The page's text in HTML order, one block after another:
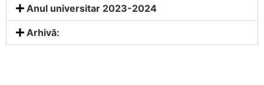
Anul universitar 2023-2024
Arhivă: